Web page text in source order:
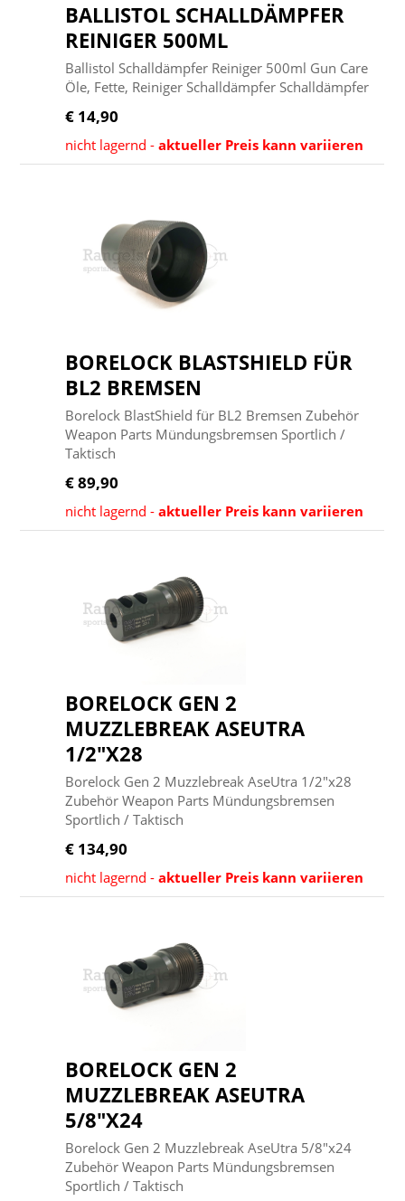
BALLISTOL SCHALLDÄMPFER
REINIGER 500ML
Ballistol Schalldämpfer Reiniger 500ml Gun Care
Öle, Fette, Reiniger Schalldämpfer Schalldämpfer
€ 14,90
nicht lagernd -aktueller Preis kann variieren
BORELOCK BLASTSHIELD FÜR
BL2 BREMSEN
Borelock BlastShield für BL2 Bremsen Zubehör
Weapon Parts Mündungsbremsen Sportlich /
Taktisch
€ 89,90
nicht lagernd -aktueller Preis kann variieren
BORELOCK GEN 2
MUZZLEBREAK ASEUTRA
1/2"X28
Borelock Gen 2 Muzzlebreak AseUtra 1/2"x28
Zubehör Weapon Parts Mündungsbremsen
Sportlich / Taktisch
€ 134,90
nicht lagernd -aktueller Preis kann variieren
BORELOCK GEN 2
MUZZLEBREAK ASEUTRA
5/8"X24
Borelock Gen 2 Muzzlebreak AseUtra 5/8"x24
Zubehör Weapon Parts Mündungsbremsen
Sportlich / Taktisch